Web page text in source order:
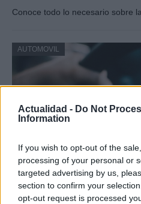
Actualidad - Do Not
Information
If you wish to opt-out of the
processing of your personal or
targeted advertising by us,
section to confirm your
opt-out request is processed
Conoce todo lo necesario sobre
AUTOMOVIL
Cómo obtener el